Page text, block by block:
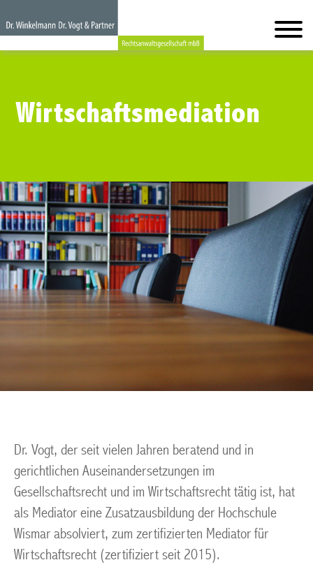
Wirtschaftsmediation
Dr. Vogt, der seit vielen Jahren beratend und in
gerichtlichen Auseinandersetzungen im
Gesellschaftsrecht und im Wirtschaftsrecht tätig ist, hat
als Mediator eine Zusatzausbildung der Hochschule
Wismar absolviert, zum zertifizierten Mediator für
Wirtschaftsrecht (zertifiziert seit 2015).